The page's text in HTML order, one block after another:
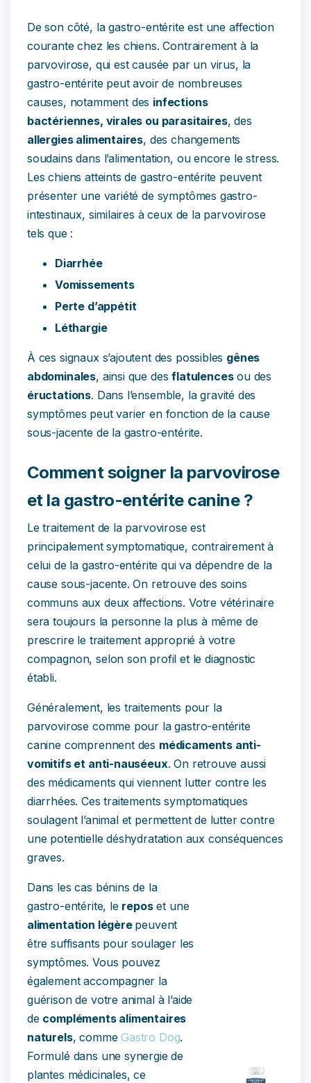
De son côté, la gastro-entérite est une affection
courante chez les chiens. Contrairement à la
parvovirose, qui est causée par un virus, la
gastro-entérite peut avoir de nombreuses
causes, notamment des infections
bactériennes, virales ou parasitaires, des
allergies alimentaires, des changements
soudains dans l’alimentation, ou encore le stress.
Les chiens atteints de gastro-entérite peuvent
présenter une variété de symptômes gastro-
intestinaux, similaires à ceux de la parvovirose
tels que :
Diarrhée
Vomissements
Perte d’appétit
Léthargie
À ces signaux s’ajoutent des possibles gênes
abdominales, ainsi que desflatulencesou des
éructations. Dans l’ensemble, la gravité des
symptômes peut varier en fonction de la cause
sous-jacente de la gastro-entérite.
Comment soigner la parvovirose
et la gastro-entérite canine ?
Le traitement de la parvovirose est
principalement symptomatique, contrairement à
celui de la gastro-entérite qui va dépendre de la
cause sous-jacente. On retrouve des soins
communs aux deux affections. Votre vétérinaire
sera toujours la personne la plus à même de
prescrire le traitement approprié à votre
compagnon, selon son profil et le diagnostic
établi.
Généralement, les traitements pour la
parvovirose comme pour la gastro-entérite
canine comprennent des médicaments anti-
vomitifs et anti-nauséeux. On retrouve aussi
des médicaments qui viennent lutter contre les
diarrhées. Ces traitements symptomatiques
soulagent l’animal et permettent de lutter contre
une potentielle déshydratation aux conséquences
graves.
Dans les cas bénins de la
gastro-entérite, le reposet une
alimentation légère peuvent
être suffisants pour soulager les
symptômes. Vous pouvez
également accompagner la
guérison de votre animal à l’aide
de compléments alimentaires
naturels, commeGastro Dog.
Formulé dans une synergie de
plantes médicinales, ce